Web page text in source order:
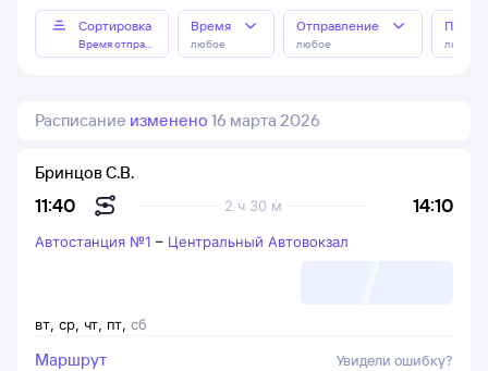
Сортировка
Время отправления
Время
любое
Отправление
любое любое
Расписание изменено 16 марта 2026
11:40 14:10
2 ч 30 м
Бринцов С.В.
вт, ср, чт, пт, сб
Автостанция №1 – Центральный Автовокзал
Маршрут Увидели ошибку?